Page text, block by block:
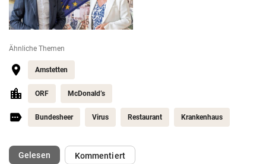
Ähnliche Themen
Amstetten
ORF McDonald’s
Bundesheer Virus Restaurant Krankenhaus
Gelesen(ausgewählt)Kommentiert